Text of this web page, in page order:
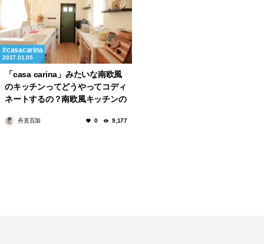
casacarina
2017.01.05
「casa carina」みたいな南欧風
のキッチンってどうやってコディ
ネートするの？南欧風キッチンの
舟見百加 0 9,177